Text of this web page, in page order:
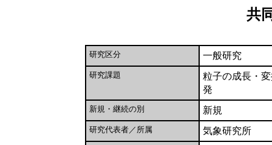
共
研究区分 一般研究
研究課題
粒子の成長・
発
新規・継続の別 新規
研究代表者／所属 気象研究所